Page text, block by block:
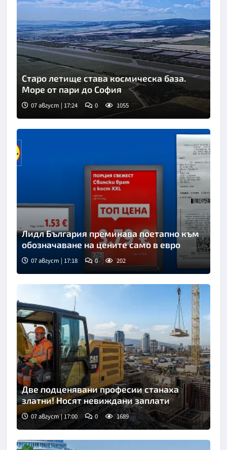
Старо летище става космическа база.
Море от пари до София
07 август | 17:24 0 1055
Лидл България преминава поетапно към
обозначаване на цените само в евро
07 август | 17:18 0 202
Две подценявани професии станаха
златни! Носят невиждани заплати
07 август | 17:00 0 1689